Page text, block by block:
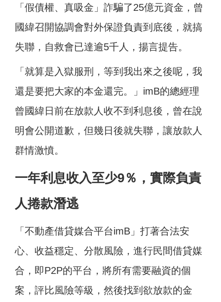
「假債權、真吸金」詐騙了25億元資金，曾
國緯召開協調會對外保證負責到底後，就搞
失聯，自救會已達逾5千人，揚言提告。
「就算是入獄服刑，等到我出來之後呢，我
還是要把大家的本金還完。」imB的總經理
曾國緯日前在放款人收不到利息後，曾在說
明會公開道歉，但幾日後就失聯，讓放款人
群情激憤。
一年利息收入至少9％，實際負責
人捲款潛逃
「不動產借貸媒合平台imB」打著合法安
心、收益穩定、分散風險，進行民間借貸媒
合，即P2P的平台，將所有需要融資的個
案，評比風險等級，然後找到欲放款的金